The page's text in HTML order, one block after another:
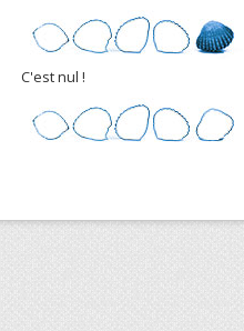
C'est nul !